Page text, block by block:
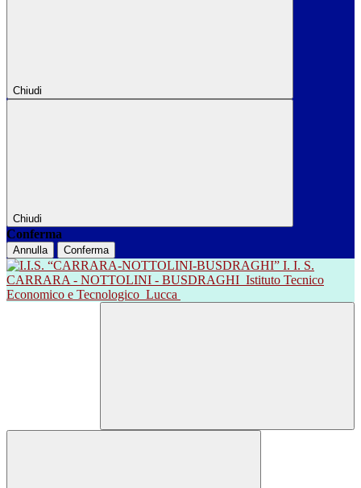
Chiudi
Chiudi
Conferma
Annulla Conferma
I. I. S.
CARRARA - NOTTOLINI - BUSDRAGHI Istituto Tecnico
Economico e Tecnologico Lucca